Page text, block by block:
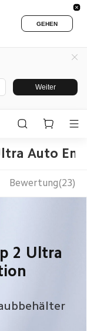
GEHEN
Weiter
Auto
Bewertung(23)
2 Ultra